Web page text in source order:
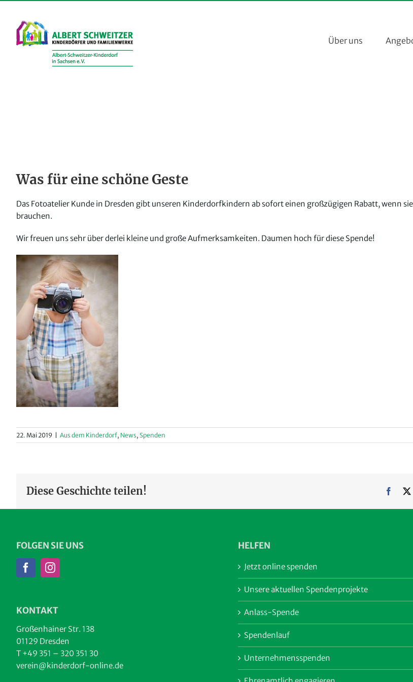
springen
Über uns
Was für eine schöne Geste
Das Fotoatelier Kunde in Dresden gibt unseren Kinderdorfkindern ab sofort einen großzügigen Rabatt, wenn
brauchen.
Wir freuen uns sehr über derlei kleine und große Aufmerksamkeiten. Daumen hoch für diese Spende!
22. Mai 2019 Aus dem Kinderdorf, News, Spenden
Diese Geschichte teilen! X
FOLGEN SIE UNS
KONTAKT
Großenhainer Str. 138
01129 Dresden
T +49 351 – 320 351 30
verein@kinderdorf-online.de
HELFEN
Jetzt online spenden
Unsere aktuellen Spendenprojekte
Anlass-Spende
Spendenlauf
Unternehmensspenden